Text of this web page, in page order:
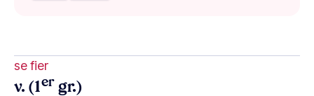
se fier
v. (1er gr.)